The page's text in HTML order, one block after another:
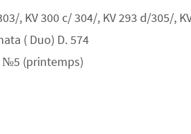
, KV 300 c/ 304/, KV 293 d/305/,
( Duo) D. 574
(printemps)